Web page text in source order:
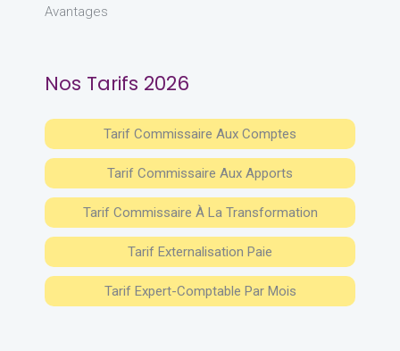
Avantages
Nos Tarifs 2026
Tarif Commissaire Aux Comptes
Tarif Commissaire Aux Apports
Tarif Commissaire À La Transformation
Tarif Externalisation Paie
Tarif Expert-Comptable Par Mois